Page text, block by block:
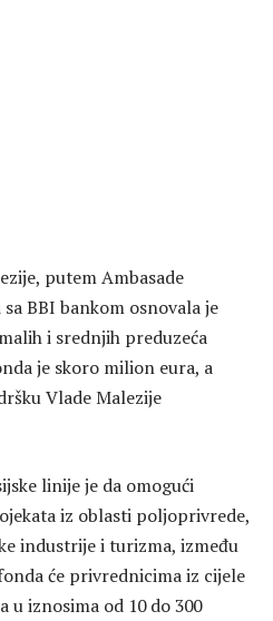
putem Ambasade
BBI bankom osnovala je
i srednjih preduzeća
je skoro milion eura, a
Vlade Malezije
linije je da omogući
iz oblasti poljoprivrede,
industrije i turizma, između
će privrednicima iz cijele
iznosima od 10 do 300